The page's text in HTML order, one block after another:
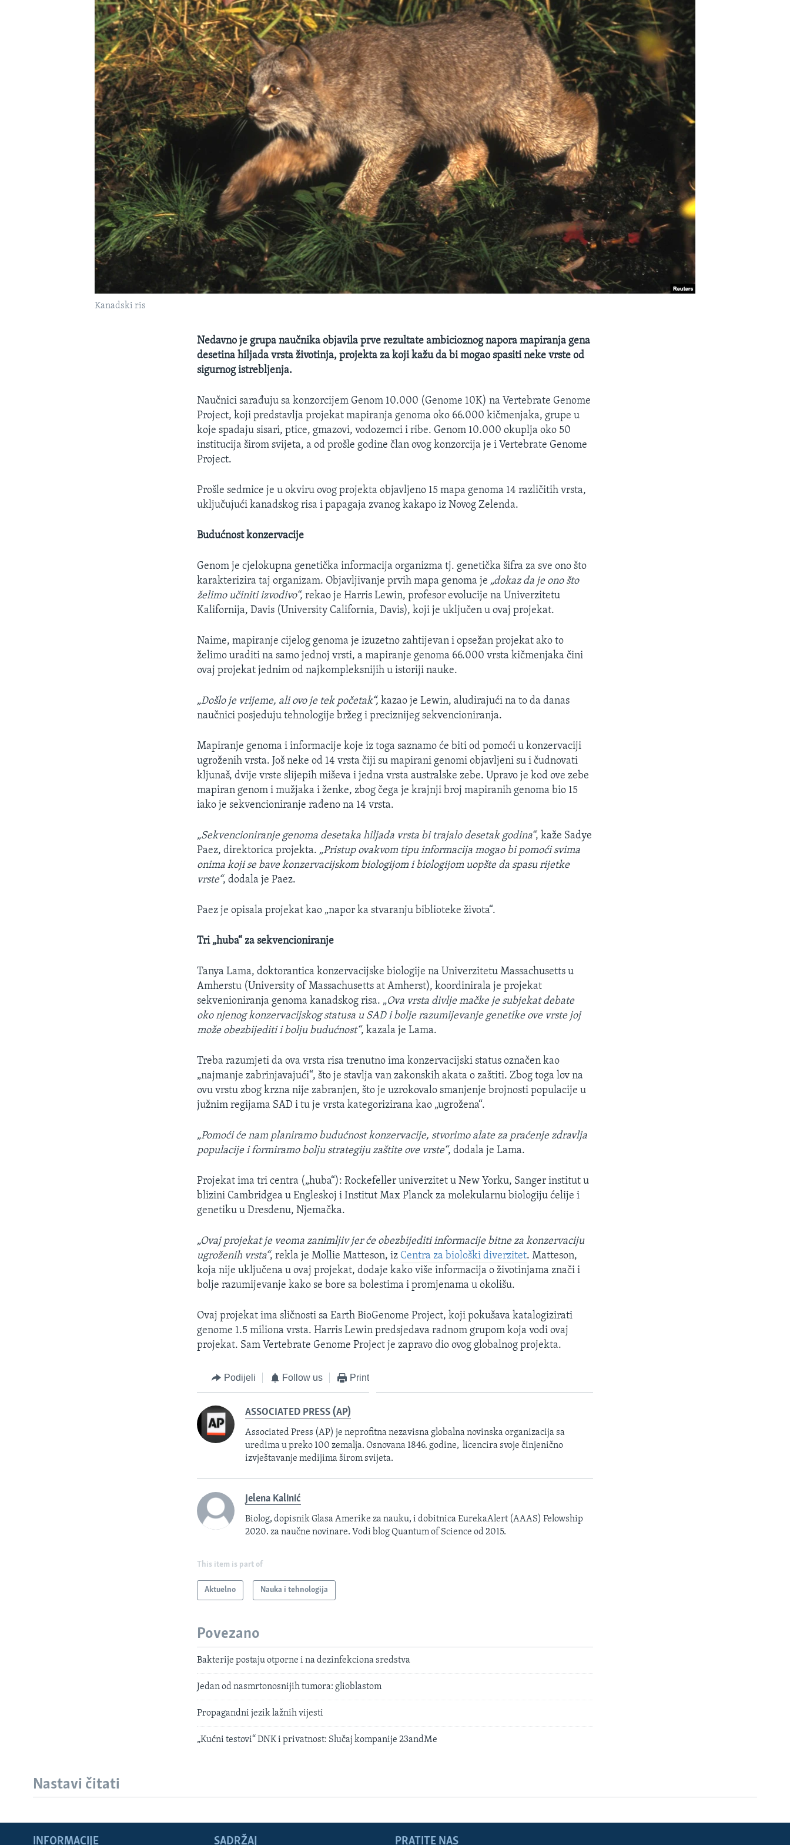
Kanadski ris
Nedavno je grupa naučnika objavila prve rezultate ambicioznog napora mapiranja gena
desetina hiljada vrsta životinja, projekta za koji kažu da bi mogao spasiti neke vrste od
sigurnog istrebljenja.
Naučnici sarađuju sa konzorcijem Genom 10.000 (Genome 10K) na Vertebrate Genome
Project, koji predstavlja projekat mapiranja genoma oko 66.000 kičmenjaka, grupe u
koje spadaju sisari, ptice, gmazovi, vodozemci i ribe. Genom 10.000 okuplja oko 50
institucija širom svijeta, a od prošle godine član ovog konzorcija je i Vertebrate Genome
Project.
Prošle sedmice je u okviru ovog projekta objavljeno 15 mapa genoma 14 različitih vrsta,
uključujući kanadskog risa i papagaja zvanog kakapo iz Novog Zelenda.
Budućnost konzervacije
Genom je cjelokupna genetička informacija organizma tj. genetička šifra za sve ono što
karakterizira taj organizam. Objavljivanje prvih mapa genoma je „dokaz da je ono što
želimo učiniti izvodivo“,rekao je Harris Lewin, profesor evolucije na Univerzitetu
Kalifornija, Davis (University California, Davis), koji je uključen u ovaj projekat.
Naime, mapiranje cijelog genoma je izuzetno zahtijevan i opsežan projekat ako to
želimo uraditi na samo jednoj vrsti, a mapiranje genoma 66.000 vrsta kičmenjaka čini
ovaj projekat jednim od najkompleksnijih u istoriji nauke.
„Došlo je vrijeme, ali ovo je tek početak“,kazao je Lewin, aludirajući na to da danas
naučnici posjeduju tehnologije bržeg i preciznijeg sekvencioniranja.
Mapiranje genoma i informacije koje iz toga saznamo će biti od pomoći u konzervaciji
ugroženih vrsta. Još neke od 14 vrsta čiji su mapirani genomi objavljeni su i čudnovati
kljunaš, dvije vrste slijepih miševa i jedna vrsta australske zebe. Upravo je kod ove zebe
mapiran genom i mužjaka i ženke, zbog čega je krajnji broj mapiranih genoma bio 15
iako je sekvencioniranje rađeno na 14 vrsta.
„Sekvencioniranje genoma desetaka hiljada vrsta bi trajalo desetak godina“, kaže Sadye
Paez, direktorica projekta. „Pristup ovakvom tipu informacija mogao bi pomoći svima
onima koji se bave konzervacijskom biologijom i biologijom uopšte da spasu rijetke
vrste“, dodala je Paez.
Paez je opisala projekat kao „napor ka stvaranju biblioteke života“.
Tri „huba“ za sekvencioniranje
Tanya Lama, doktorantica konzervacijske biologije na Univerzitetu Massachusetts u
Amherstu (University of Massachusetts at Amherst), koordinirala je projekat
sekvenioniranja genoma kanadskog risa. „Ova vrsta divlje mačke je subjekat debate
oko njenog konzervacijskog statusa u SAD i bolje razumijevanje genetike ove vrste joj
može obezbijediti i bolju budućnost“, kazala je Lama.
Treba razumjeti da ova vrsta risa trenutno ima konzervacijski status označen kao
„najmanje zabrinjavajući“, što je stavlja van zakonskih akata o zaštiti. Zbog toga lov na
ovu vrstu zbog krzna nije zabranjen, što je uzrokovalo smanjenje brojnosti populacije u
južnim regijama SAD i tu je vrsta kategorizirana kao „ugrožena“.
„Pomoći će nam planiramo budućnost konzervacije, stvorimo alate za praćenje zdravlja
populacije i formiramo bolju strategiju zaštite ove vrste“, dodala je Lama.
Projekat ima tri centra („huba“): Rockefeller univerzitet u New Yorku, Sanger institut u
blizini Cambridgea u Engleskoj i Institut Max Planck za molekularnu biologiju ćelije i
genetiku u Dresdenu, Njemačka.
„Ovaj projekat je veoma zanimljiv jer će obezbijediti informacije bitne za konzervaciju
ugroženih vrsta“, rekla je Mollie Matteson, iz Centra za biološki diverzitet. Matteson,
koja nije uključena u ovaj projekat, dodaje kako više informacija o životinjama znači i
bolje razumijevanje kako se bore sa bolestima i promjenama u okolišu.
Ovaj projekat ima sličnosti sa Earth BioGenome Project, koji pokušava katalogizirati
genome 1.5 miliona vrsta. Harris Lewin predsjedava radnom grupom koja vodi ovaj
projekat. Sam Vertebrate Genome Project je zapravo dio ovog globalnog projekta.
Podijeli Follow us Print
ASSOCIATED PRESS (AP)
Associated Press (AP) je neprofitna nezavisna globalna novinska organizacija sa
uredima u preko 100 zemalja. Osnovana 1846. godine, licencira svoje činjenično
izvještavanje medijima širom svijeta.
Jelena Kalinić
Biolog, dopisnik Glasa Amerike za nauku, i dobitnica EurekaAlert (AAAS) Felowship
2020. za naučne novinare. Vodi blog Quantum of Science od 2015.
This item is part of
Aktuelno Nauka i tehnologija
Povezano
Bakterije postaju otporne i na dezinfekciona sredstva
Jedan od nasmrtonosnijih tumora: glioblastom
Propagandni jezik lažnih vijesti
„Kućni testovi“ DNK i privatnost: Slučaj kompanije 23andMe
Nastavi čitati
PRATITE NAS
INFORMACIJE SADRŽAJ